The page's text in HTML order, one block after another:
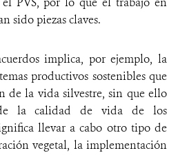
sido piezas claves.
implica, por ejemplo, la
productivos sostenibles que
de la vida silvestre, sin que ello
la calidad de vida de los
llevar a cabo otro tipo de
vegetal, la implementación